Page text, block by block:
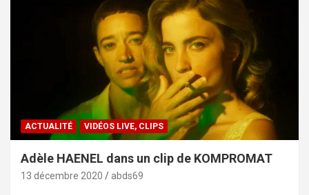
ACTUALITÉ VIDÉOS LIVE, CLIPS
Adèle HAENEL dans un clip de KOMPROMAT
13 décembre 2020 abds69